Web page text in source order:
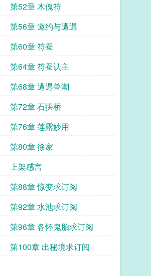
第52章 木傀符
第56章 邀约与遭遇
第60章 符蚕
第64章 符蚕认主
第68章 遭遇兽潮
第72章 石拱桥
第76章 莲露妙用
第80章 徐家
上架感言
第88章 惊变求订阅
第92章 水池求订阅
第96章 各怀鬼胎求订阅
第100章 出秘境求订阅